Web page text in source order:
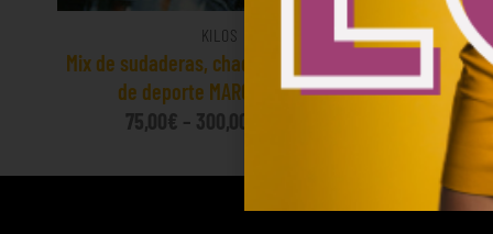
KILOS
Mix de sudaderas, chaquetas y abrigos
de deporte MARCA 15€/Kg
75,00€ – 300,00
Mix de